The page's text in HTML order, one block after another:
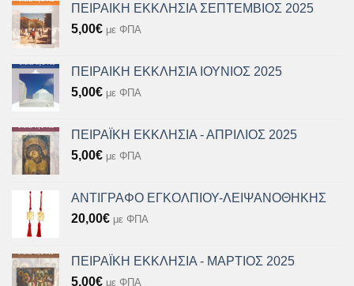
ΠΕΙΡΑΙΚΗ ΕΚΚΛΗΣΙΑ ΣΕΠΤΕΜΒΙΟΣ 2025
5,00€ με ΦΠΑ
ΠΕΙΡΑΙΚΗ ΕΚΚΛΗΣΙΑ ΙΟΥΝΙΟΣ 2025
5,00€ με ΦΠΑ
ΠΕΙΡΑΪΚΗ ΕΚΚΛΗΣΙΑ - ΑΠΡΙΛΙΟΣ 2025
5,00€ με ΦΠΑ
ΑΝΤΙΓΡΑΦΟ ΕΓΚΟΛΠΙΟΥ-ΛΕΙΨΑΝΟΘΗΚΗΣ
20,00€ με ΦΠΑ
ΠΕΙΡΑΪΚΗ ΕΚΚΛΗΣΙΑ - ΜΑΡΤΙΟΣ 2025
5,00€ με ΦΠΑ